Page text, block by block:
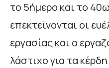
το 5ήμερο και το
επεκτείνονται οι
εργασίας και ο
λάστιχο για τα